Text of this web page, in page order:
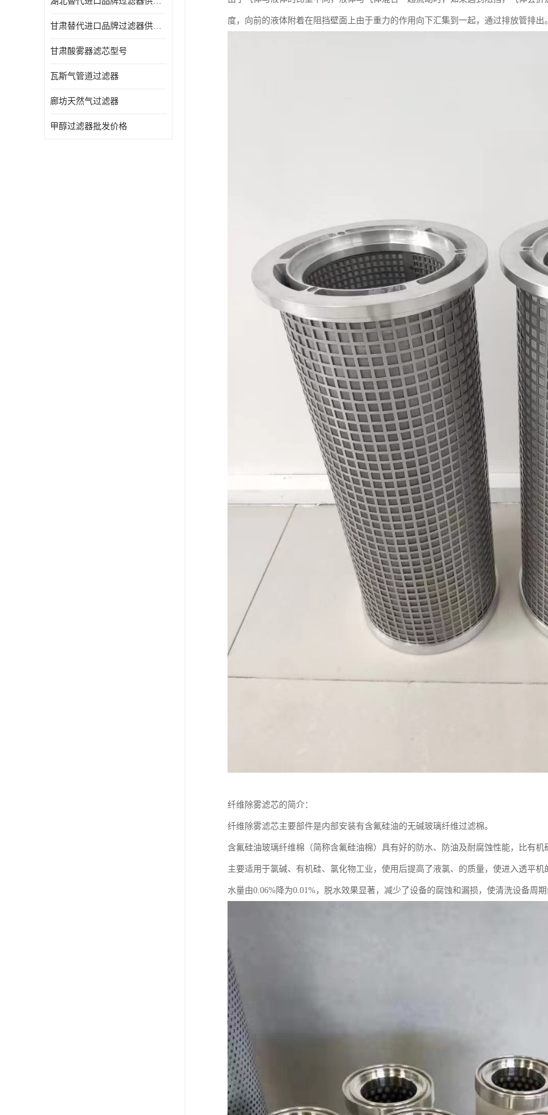
甘肃替代进口品牌过滤器供应商
甘肃酸雾器滤芯型号
瓦斯气管道过滤器
廊坊天然气过滤器
甲醇过滤器批发价格
度，向前的液体附着在阻挡壁面上由于重力的作用向下汇集到一起，通过排放管排出
纤维除雾滤芯的简介：
纤维除雾滤芯主要部件是内部安装有含氟硅油的无碱玻璃纤维过滤棉。
含氟硅油玻璃纤维棉（简称含氟硅油棉）具有好的防水、防油及耐腐蚀性能，比有机
主要适用于氯碱、有机硅、氯化物工业，使用后提高了液氯、的质量，使进入透平机
水量由0.06%降为0.01%，脱水效果显著，减少了设备的腐蚀和漏损，使清洗设备周